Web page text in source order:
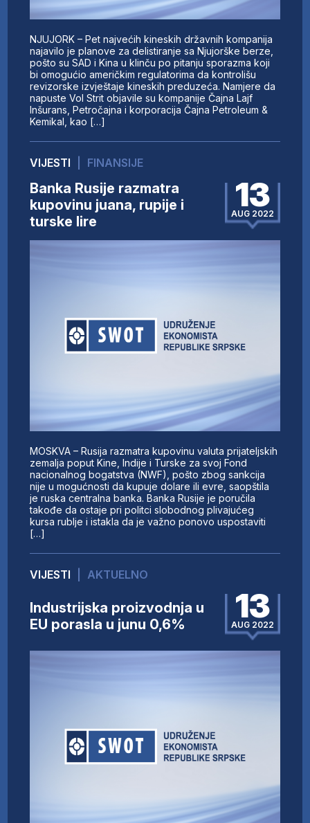
NJUJORK – Pet najvećih kineskih državnih kompanija
najavilo je planove za delistiranje sa Njujorške berze,
pošto su SAD i Kina u klinču po pitanju sporazma koji
bi omogućio američkim regulatorima da kontrolišu
revizorske izvještaje kineskih preduzeća. Namjere da
napuste Vol Strit objavile su kompanije Čajna Lajf
Inšurans, Petročajna i korporacija Čajna Petroleum &
Kemikal, kao […]
VIJESTI FINANSIJE
Banka Rusije razmatra
kupovinu juana, rupije i
turske lire
13
AUG 2022
MOSKVA – Rusija razmatra kupovinu valuta prijateljskih
zemalja poput Kine, Indije i Turske za svoj Fond
nacionalnog bogatstva (NWF), pošto zbog sankcija
nije u mogućnosti da kupuje dolare ili evre, saopštila
je ruska centralna banka. Banka Rusije je poručila
takođe da ostaje pri politci slobodnog plivajućeg
kursa rublje i istakla da je važno ponovo uspostaviti
[…]
VIJESTI AKTUELNO
Industrijska proizvodnja u
EU porasla u junu 0,6%
13
AUG 2022